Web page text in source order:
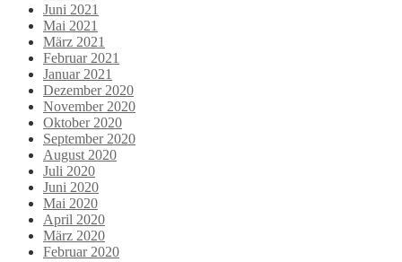
Juni 2021
Mai 2021
März 2021
Februar 2021
Januar 2021
Dezember 2020
November 2020
Oktober 2020
September 2020
August 2020
Juli 2020
Juni 2020
Mai 2020
April 2020
März 2020
Februar 2020